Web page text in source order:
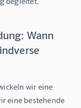
Wann
wir eine
eine bestehende